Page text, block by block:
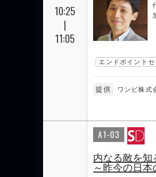
10:25
|
11:05
エンドポイント
提供 ワンビ株式
A1-03
内なる敵を知
～昨今の日